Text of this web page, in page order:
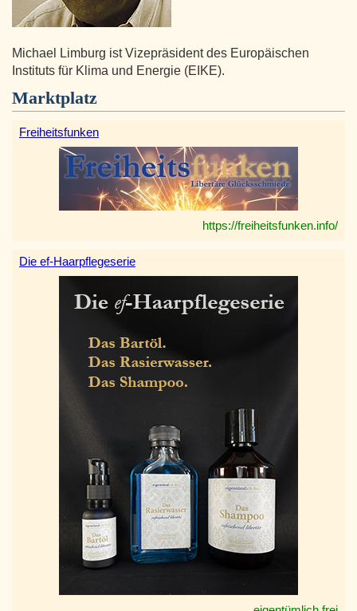
Michael Limburg ist Vizepräsident des Europäischen
Instituts für Klima und Energie (EIKE).
Marktplatz
Freiheitsfunken
https://freiheitsfunken.info/
Die ef-Haarpflegeserie